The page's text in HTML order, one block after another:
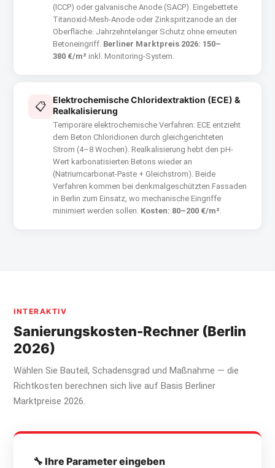
(ICCP) oder galvanische Anode (SACP). Eingebettete
Titanoxid-Mesh-Anode oder Zinkspritzanode an der
Oberfläche. Jahrzehntelanger Schutz ohne erneuten
Betoneingriff. Berliner Marktpreis 2026: 150–
380 €/m² inkl. Monitoring-System.
📋
Elektrochemische Chloridextraktion (ECE) &
Realkalisierung
Temporäre elektrochemische Verfahren: ECE entzieht
dem Beton Chloridionen durch gleichgerichteten
Strom (4–8 Wochen). Realkalisierung hebt den pH-
Wert karbonatisierten Betons wieder an
(Natriumcarbonat-Paste + Gleichstrom). Beide
Verfahren kommen bei denkmalgeschützten Fassaden
in Berlin zum Einsatz, wo mechanische Eingriffe
minimiert werden sollen. Kosten: 80–200 €/m².
INTERAKTIV
Sanierungskosten-Rechner (Berlin
2026)
Wählen Sie Bauteil, Schadensgrad und Maßnahme — die
Richtkosten berechnen sich live auf Basis Berliner
Marktpreise 2026.
🔧 Ihre Parameter eingeben